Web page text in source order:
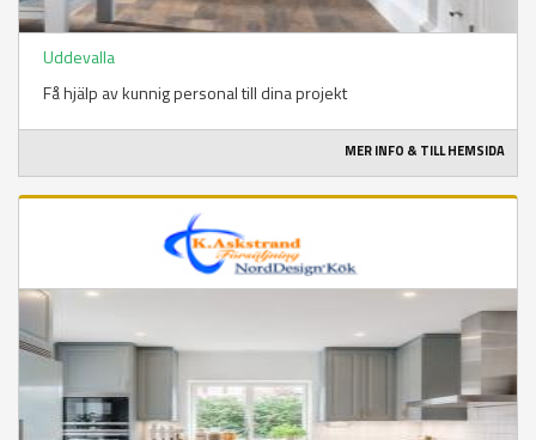
Uddevalla
Få hjälp av kunnig personal till dina projekt
MER INFO & TILL HEMSIDA